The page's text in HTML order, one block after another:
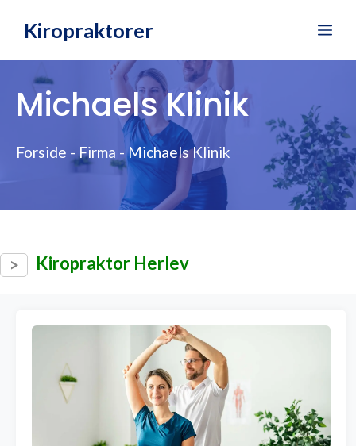
Kiropraktorer
Michaels Klinik
Forside -Firma -Michaels Klinik
Kiropraktor Herlev